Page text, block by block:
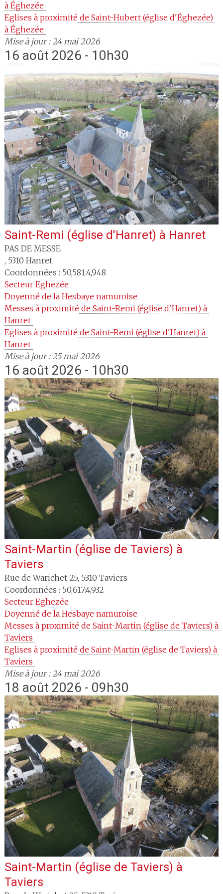
à Éghezée
Eglises à proximité de Saint-Hubert (église d'Éghezée)
à Éghezée
Mise à jour : 24 mai 2026
16 août 2026 - 10h30
Saint-Remi (église d'Hanret) à Hanret
PAS DE MESSE
, 5310 Hanret
Coordonnées : 50,581:4,948
Secteur Eghezée
Doyenné de la Hesbaye namuroise
Messes à proximité de Saint-Remi (église d'Hanret) à
Hanret
Eglises à proximité de Saint-Remi (église d'Hanret) à
Hanret
Mise à jour : 25 mai 2026
16 août 2026 - 10h30
Saint-Martin (église de Taviers) à
Taviers
Rue de Warichet 25, 5310 Taviers
Coordonnées : 50,617:4,932
Secteur Eghezée
Doyenné de la Hesbaye namuroise
Messes à proximité de Saint-Martin (église de Taviers) à
Taviers
Eglises à proximité de Saint-Martin (église de Taviers) à
Taviers
Mise à jour : 24 mai 2026
18 août 2026 - 09h30
Saint-Martin (église de Taviers) à
Taviers